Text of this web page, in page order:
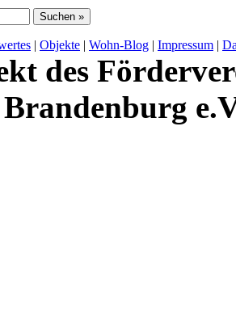
| Objekte | Wohn-Blog | Impressum |
des